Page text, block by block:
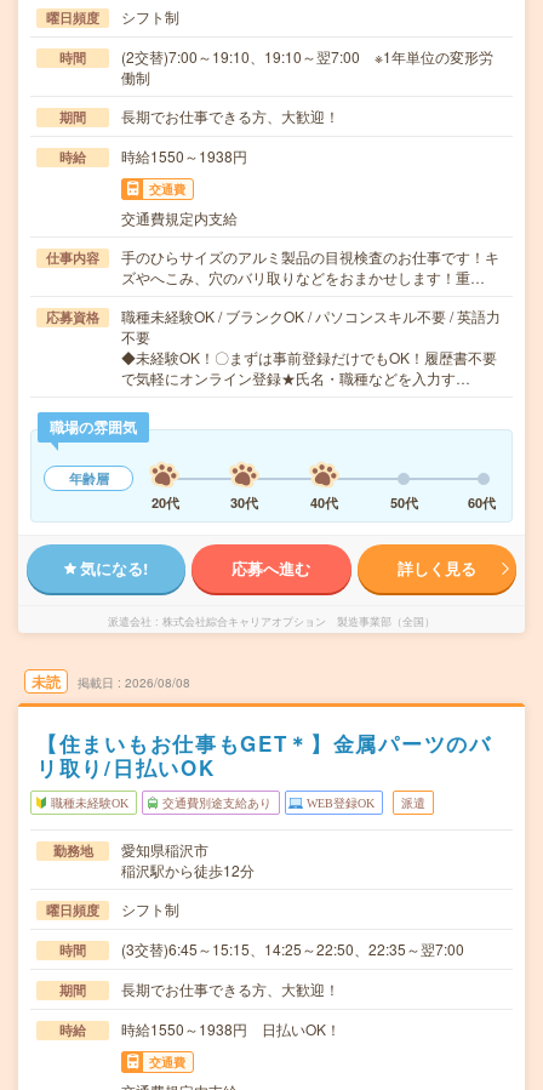
曜日頻度 シフト制
時間
(2交替)7:00～19:10、19:10～翌7:00 ※1年単位の変形労
働制
期間 長期でお仕事できる方、大歓迎！
時給 時給1550～1938円
交通費
交通費規定内支給
仕事内容
手のひらサイズのアルミ製品の目視検査のお仕事です！キ
ズやへこみ、穴のバリ取りなどをおまかせします！重…
応募資格
職種未経験OK / ブランクOK / パソコンスキル不要 / 英語力
不要
◆未経験OK！〇まずは事前登録だけでもOK！履歴書不要
で気軽にオンライン登録★氏名・職種などを入力す…
職場の雰囲気
年齢層
20代
30代 40代 50代 60代
気になる! 応募へ進む 詳しく見る
派遣会社 株式会社綜合キャリアオプション 製造事業部（全国）
未読 掲載日 2026/08/08
【住まいもお仕事もGET＊】金属パーツのバ
リ取り/日払いOK
職種未経験OK 交通費別途支給あり WEB登録OK 派遣
勤務地
愛知県稲沢市
稲沢駅から徒歩12分
曜日頻度 シフト制
時間 (3交替)6:45～15:15、14:25～22:50、22:35～翌7:00
期間 長期でお仕事できる方、大歓迎！
時給 時給1550～1938円 日払いOK！
交通費